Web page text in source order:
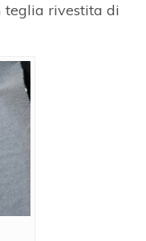
teglia rivestita di